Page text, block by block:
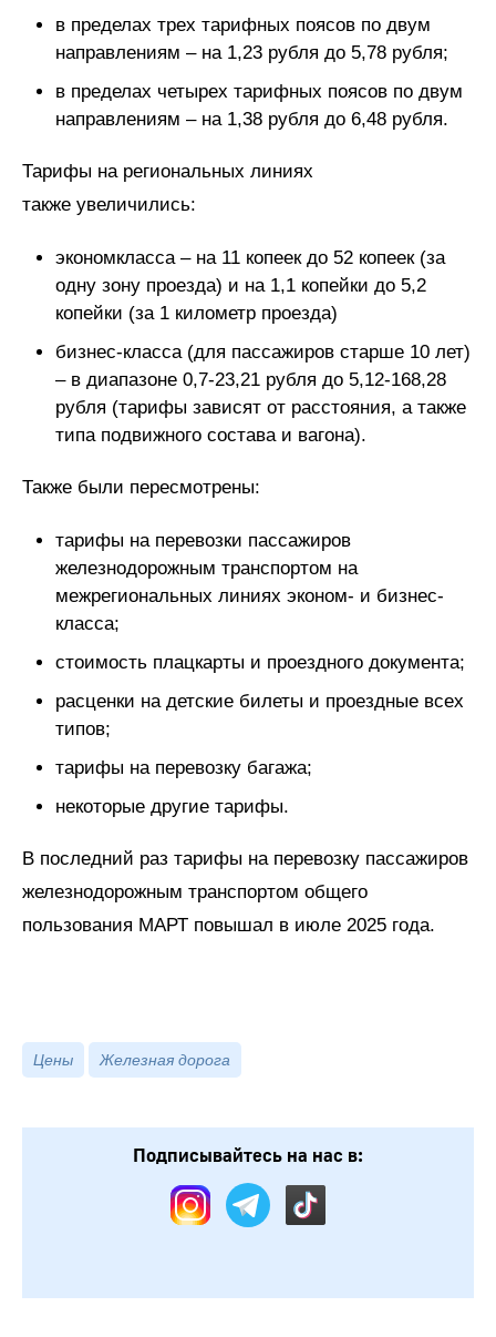
в пределах трех тарифных поясов по двум
направлениям – на 1,23 рубля до 5,78 рубля;
в пределах четырех тарифных поясов по двум
направлениям – на 1,38 рубля до 6,48 рубля.
Тарифы на региональных линиях
также увеличились:
экономкласса – на 11 копеек до 52 копеек (за
одну зону проезда) и на 1,1 копейки до 5,2
копейки (за 1 километр проезда)
бизнес-класса (для пассажиров старше 10 лет)
– в диапазоне 0,7-23,21 рубля до 5,12-168,28
рубля (тарифы зависят от расстояния, а также
типа подвижного состава и вагона).
Также были пересмотрены:
тарифы на перевозки пассажиров
железнодорожным транспортом на
межрегиональных линиях эконом- и бизнес-
класса;
стоимость плацкарты и проездного документа;
расценки на детские билеты и проездные всех
типов;
тарифы на перевозку багажа;
некоторые другие тарифы.
В последний раз тарифы на перевозку пассажиров
железнодорожным транспортом общего
пользования МАРТ повышал в июле 2025 года.
Цены Железная дорога
Подписывайтесь на нас в: